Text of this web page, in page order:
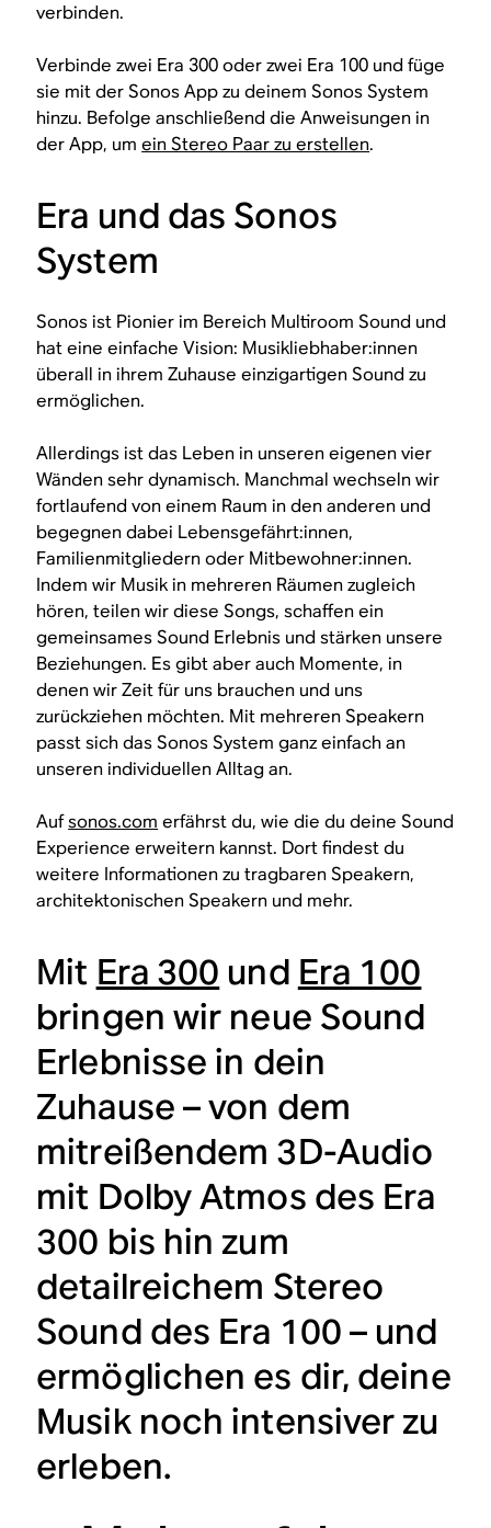
verbinden.
Verbinde zwei Era 300 oder zwei Era 100 und füge
sie mit der Sonos App zu deinem Sonos System
hinzu. Befolge anschließend die Anweisungen in
der App, umein Stereo Paar zu erstellen.
Era und das Sonos
System
Sonos ist Pionier im Bereich Multiroom Sound und
hat eine einfache Vision: Musikliebhaber:innen
überall in ihrem Zuhause einzigartigen Sound zu
ermöglichen.
Allerdings ist das Leben in unseren eigenen vier
Wänden sehr dynamisch. Manchmal wechseln wir
fortlaufend von einem Raum in den anderen und
begegnen dabei Lebensgefährt:innen,
Familienmitgliedern oder Mitbewohner:innen.
Indem wir Musik in mehreren Räumen zugleich
hören, teilen wir diese Songs, schaffen ein
gemeinsames Sound Erlebnis und stärken unsere
Beziehungen. Es gibt aber auch Momente, in
denen wir Zeit für uns brauchen und uns
zurückziehen möchten. Mit mehreren Speakern
passt sich das Sonos System ganz einfach an
unseren individuellen Alltag an.
Aufsonos.com erfährst du, wie die du deine Sound
Experience erweitern kannst. Dort findest du
weitere Informationen zu tragbaren Speakern,
architektonischen Speakern und mehr.
Mit Era 300 und Era 100
bringen wir neue Sound
Erlebnisse in dein
Zuhause – von dem
mitreißendem 3D-Audio
mit Dolby Atmos des Era
300 bis hin zum
detailreichem Stereo
Sound des Era 100 – und
ermöglichen es dir, deine
Musik noch intensiver zu
erleben.